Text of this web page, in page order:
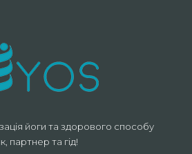
йоги та здорового способу
партнер та гід!